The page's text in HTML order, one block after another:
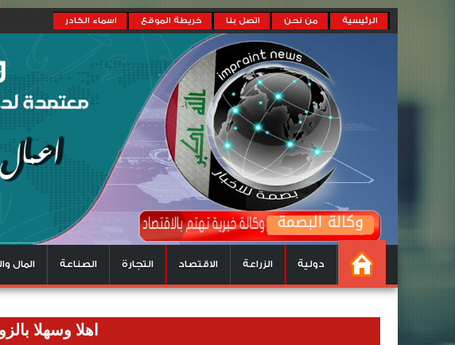
الرئيسية من نحن اتصل بنا خريطة الموقع اسماء الكادر
دولية الزراعة الاقتصاد التجارة الصناعة المال
اهلا وسهلا بالزوار